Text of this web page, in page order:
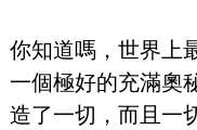
你知道嗎，世界上
一個極好的充滿奧
造了一切，而且一